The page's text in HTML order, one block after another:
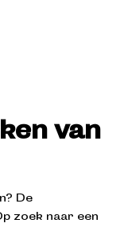
van
De
zoek naar een